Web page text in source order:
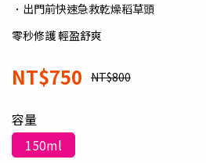
．出門前快速急救乾燥稻草頭
零秒修護 輕盈舒爽
NT$750 NT$800
容量
150ml